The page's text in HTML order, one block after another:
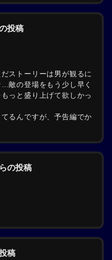
投稿
ストーリーは男が観るに
敵の登場をもう少し早く
っと盛り上げて欲しかっ
るんですが、予告編でか
の投稿
稿